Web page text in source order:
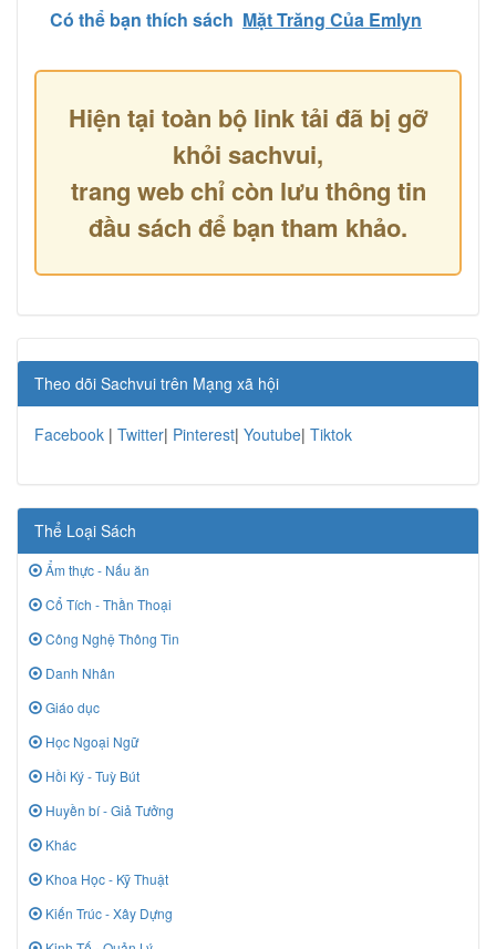
Có thể bạn thích sách Mặt Trăng Của Emlyn
Hiện tại toàn bộ link tải đã bị gỡ
khỏi sachvui,
trang web chỉ còn lưu thông tin
đầu sách để bạn tham khảo.
Theo dõi Sachvui trên Mạng xã hội
Facebook | Twitter| Pinterest| Youtube| Tiktok
Thể Loại Sách
Ẩm thực - Nấu ăn
Cổ Tích - Thần Thoại
Công Nghệ Thông Tin
Danh Nhân
Giáo dục
Học Ngoại Ngữ
Hồi Ký - Tuỳ Bút
Huyền bí - Giả Tưởng
Khác
Khoa Học - Kỹ Thuật
Kiến Trúc - Xây Dựng